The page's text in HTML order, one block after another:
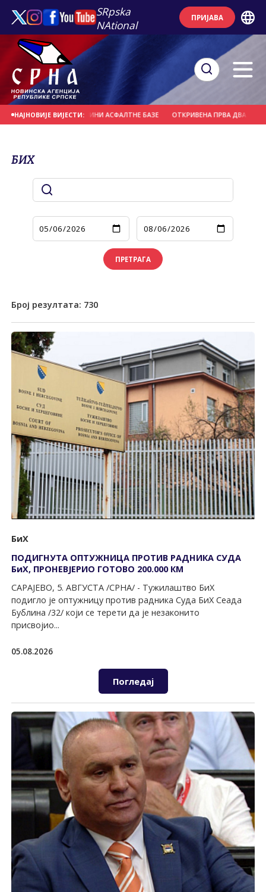
SRpska
NAtional
ПРИЈАВА
НАЈНОВИЈЕ ВИЈЕСТИ:
У БЛИЗИНИ АСФАЛТНЕ БАЗЕ ОТКРИВЕНА ПРВА ДВА СЛУЧАЈА
БИХ
ПРЕТРАГА
Број резултата: 730
БиХ
ПОДИГНУТА ОПТУЖНИЦА ПРОТИВ РАДНИКА СУДА
БиХ, ПРОНЕВЈЕРИО ГОТОВО 200.000 КМ
САРАЈЕВО, 5. АВГУСТА /СРНА/ - Тужилаштво БиХ
подигло је оптужницу против радника Суда БиХ Сеада
Бублина /32/ који се терети да је незаконито
присвојио...
05.08.2026
Погледај